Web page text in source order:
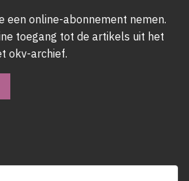
een online-abonnement nemen.
toegang tot de artikels uit het
okv-archief.